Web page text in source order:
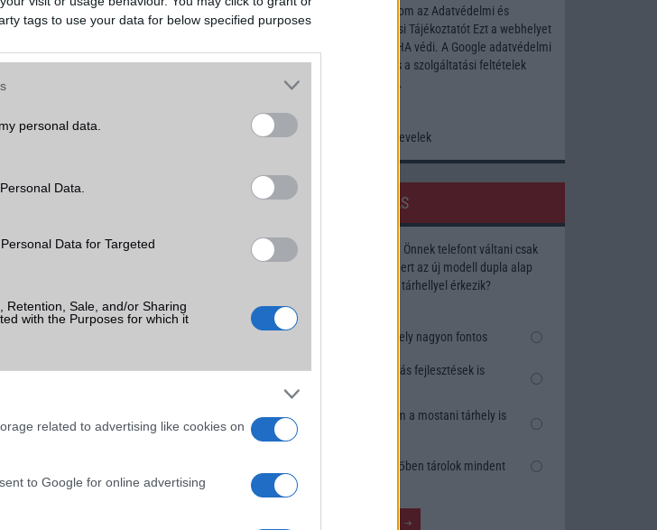
tags to use your data for below specified purposes
personal data.
Data.
Data for Targeted
Retention, Sale, and/or Sharing
with the Purposes for which it
related to advertising like cookies on
to Google for online advertising
Elfogadom az Adatvédelmi és
Adatkezelési TájékoztatótEzt a webhelyet
a reCAPTCHA védi. A Google adatvédelmi
és a szolgáltatási feltételek
Korábbi hírlevelek
SZAVAZÁS
Megérné Önnek telefont váltani csak
azért, mert az új modell dupla alap
tárhellyel érkezik?
Igen, a tárhely nagyon fontos
Talán, ha más fejlesztések is
Nem, nekem a mostani tárhely is
Inkább felhőben tárolok mindent